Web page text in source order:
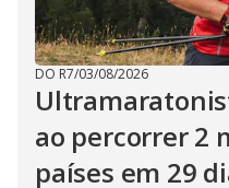
DO R7/03/08/2026
ao percorrer 2
países em 29